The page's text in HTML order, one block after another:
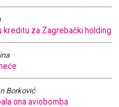
kreditu za Zagrebački holding
Borković
ona aviobomba